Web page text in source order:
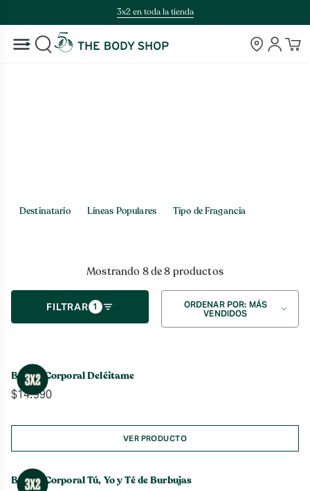
3x2 en toda la tienda
BUSCAR Tiendas
Cuenta
Destinatario Líneas Populares Tipo de Fragancia
Mostrando 8 de 8 productos
FILTRAR 1
Ordenar
por
ORDENAR POR: MÁS
VENDIDOS
Bruma Corporal Deléitame
$14.990
VER PRODUCTO
Bruma Corporal Tú, Yo y Té de Burbujas